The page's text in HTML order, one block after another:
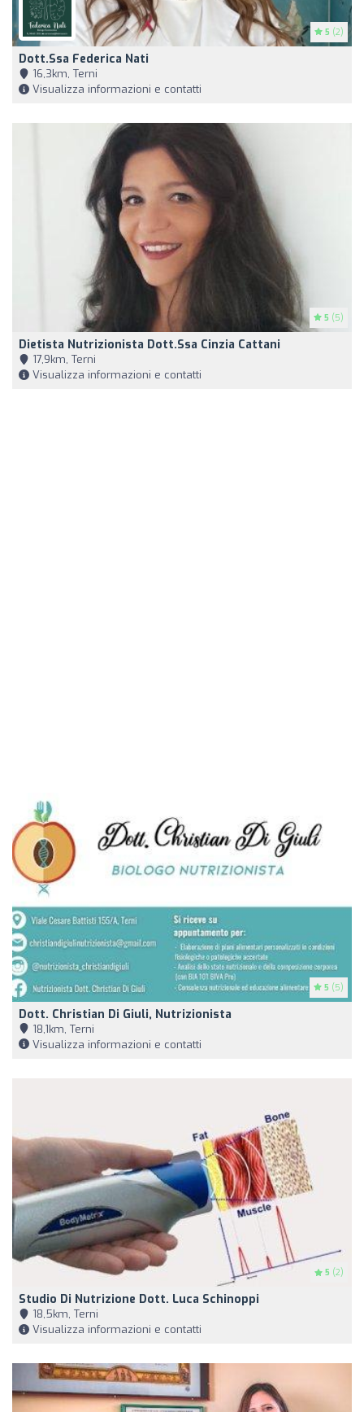
5 (2)
Dott.ssa Federica Nati
16,3km, Terni
Visualizza informazioni e contatti
5 (5)
Dietista Nutrizionista Dott.ssa Cinzia Cattani
17,9km, Terni
Visualizza informazioni e contatti
5 (5)
Dott. Christian Di Giuli, Nutrizionista
18,1km, Terni
Visualizza informazioni e contatti
5 (2)
Studio Di Nutrizione Dott. Luca Schinoppi
18,5km, Terni
Visualizza informazioni e contatti